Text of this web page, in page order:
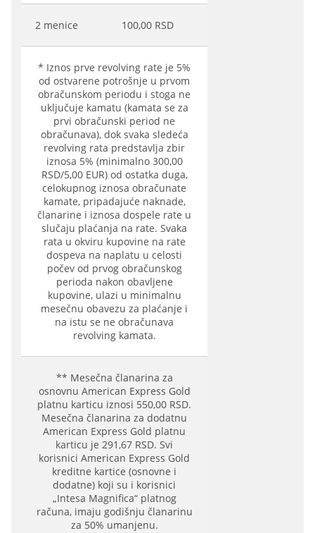
2 menice 100,00 RSD
* Iznos prve revolving rate je 5%
od ostvarene potrošnje u prvom
obračunskom periodu i stoga ne
uključuje kamatu (kamata se za
prvi obračunski period ne
obračunava), dok svaka sledeća
revolving rata predstavlja zbir
iznosa 5% (minimalno 300,00
RSD/5,00 EUR) od ostatka duga,
celokupnog iznosa obračunate
kamate, pripadajuće naknade,
članarine i iznosa dospele rate u
slučaju plaćanja na rate. Svaka
rata u okviru kupovine na rate
dospeva na naplatu u celosti
počev od prvog obračunskog
perioda nakon obavljene
kupovine, ulazi u minimalnu
mesečnu obavezu za plaćanje i
na istu se ne obračunava
revolving kamata.
** Mesečna članarina za
osnovnu American Express Gold
platnu karticu iznosi 550,00 RSD.
Mesečna članarina za dodatnu
American Express Gold platnu
karticu je 291,67 RSD. Svi
korisnici American Express Gold
kreditne kartice (osnovne i
dodatne) koji su i korisnici
„Intesa Magnifica“ platnog
računa, imaju godišnju članarinu
za 50% umanjenu.